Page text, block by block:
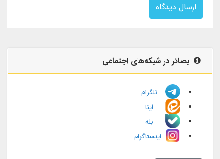
ارسال دیدگاه
بصائر در شبکه‌های اجتماعی
تلگرام
ایتا
بله
اینستاگرام